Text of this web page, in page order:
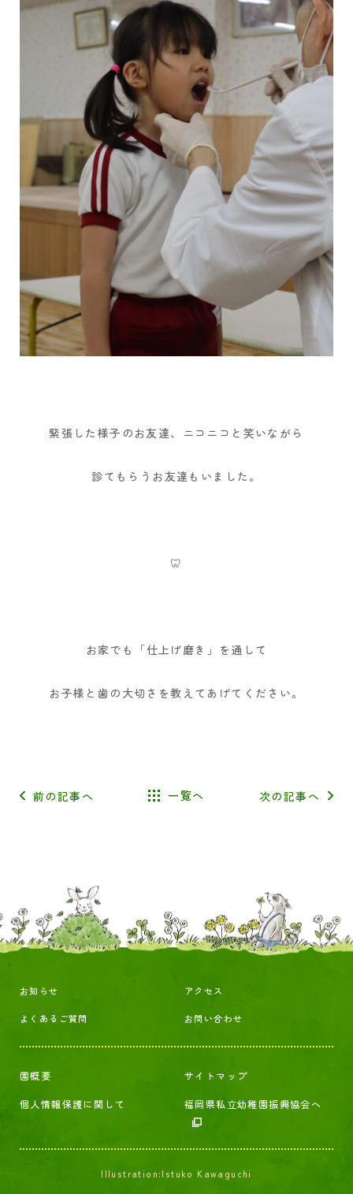
緊張した様子のお友達、ニコニコと笑いながら
診てもらうお友達もいました。
🦷
お家でも「仕上げ磨き」を通して
お子様と歯の大切さを教えてあげてください。
前の記事へ 次の記事へ
一覧へ
お知らせ アクセス
よくあるご質問 お問い合わせ
Illustration:Istuko Kawaguchi
園概要 サイトマップ
個人情報保護に関して 福岡県私立幼稚園振興協会へ